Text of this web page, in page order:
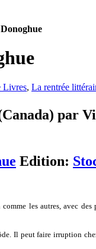
Livres, La rentrée
par
Edition:
les autres, avec
Il peut faire irruption